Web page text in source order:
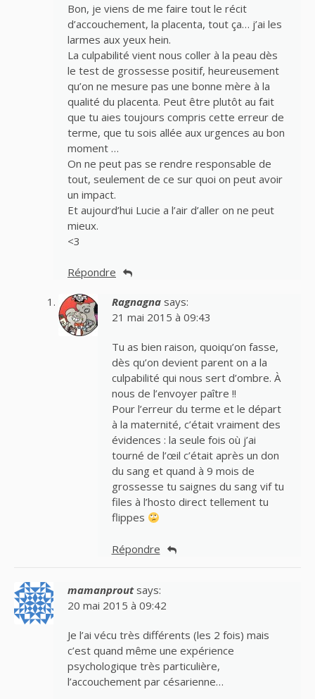
Bon, je viens de me faire tout le récit
d’accouchement, la placenta, tout ça… j’ai les
larmes aux yeux hein.
La culpabilité vient nous coller à la peau dès
le test de grossesse positif, heureusement
qu’on ne mesure pas une bonne mère à la
qualité du placenta. Peut être plutôt au fait
que tu aies toujours compris cette erreur de
terme, que tu sois allée aux urgences au bon
moment …
On ne peut pas se rendre responsable de
tout, seulement de ce sur quoi on peut avoir
un impact.
Et aujourd’hui Lucie a l’air d’aller on ne peut
mieux.
<3
Répondre
Ragnagna says:
21 mai 2015 à 09:43
Tu as bien raison, quoiqu’on fasse,
dès qu’on devient parent on a la
culpabilité qui nous sert d’ombre. À
nous de l’envoyer paître !!
Pour l’erreur du terme et le départ
à la maternité, c’était vraiment des
évidences : la seule fois où j’ai
tourné de l’œil c’était après un don
du sang et quand à 9 mois de
grossesse tu saignes du sang vif tu
files à l’hosto direct tellement tu
flippes
Répondre
mamanprout says:
20 mai 2015 à 09:42
Je l’ai vécu très différents (les 2 fois) mais
c’est quand même une expérience
psychologique très particulière,
l’accouchement par césarienne…